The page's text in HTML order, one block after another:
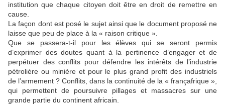
institution que chaque citoyen doit être en droit de remettre en
cause.
La façon dont est posé le sujet ainsi que le document proposé ne
laisse que peu de place à la « raison critique ».
Que se passera-t-il pour les élèves qui se seront permis
d’exprimer des doutes quant à la pertinence d’engager et de
perpétuer des conflits pour défendre les intérêts de l’industrie
pétrolière ou minière et pour le plus grand profit des industriels
de l’armement ? Conflits, dans la continuité de la « françafrique »,
qui permettent de poursuivre pillages et massacres sur une
grande partie du continent africain.